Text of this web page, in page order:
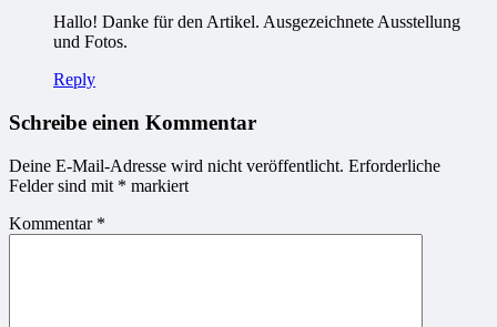
Hallo! Danke für den Artikel. Ausgezeichnete Ausstellung
und Fotos.
Reply
Schreibe einen Kommentar
Deine E-Mail-Adresse wird nicht veröffentlicht. Erforderliche
Felder sind mit * markiert
Kommentar *